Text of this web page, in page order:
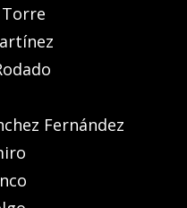
Fernández